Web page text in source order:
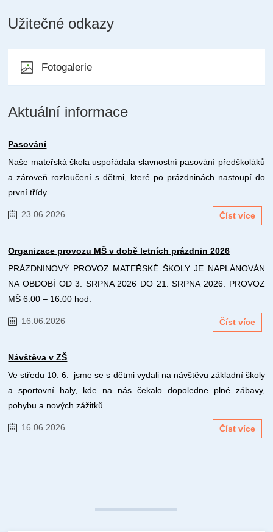
Užitečné odkazy
Fotogalerie
Aktuální informace
Pasování
Naše mateřská škola uspořádala slavnostní pasování předškoláků
a zároveň rozloučení s dětmi, které po prázdninách nastoupí do
první třídy.
23.06.2026 Číst více
Organizace provozu MŠ v době letních prázdnin 2026
PRÁZDNINOVÝ PROVOZ MATEŘSKÉ ŠKOLY JE NAPLÁNOVÁN
NA OBDOBÍ OD 3. SRPNA 2026 DO 21. SRPNA 2026. PROVOZ
MŠ 6.00 – 16.00 hod.
16.06.2026 Číst více
Návštěva v ZŠ
Ve středu 10. 6. jsme se s dětmi vydali na návštěvu základní školy
a sportovní haly, kde na nás čekalo dopoledne plné zábavy,
pohybu a nových zážitků.
16.06.2026 Číst více